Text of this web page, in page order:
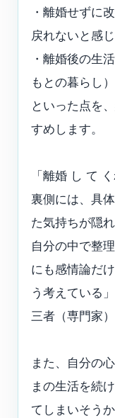
・離婚せずに
戻れないと感
・離婚後の生
もとの暮らし）
といった点を
すめします。
「離婚 し て
裏側には、具
た気持ちが隠
自分の中で整
にも感情論だ
う考えている
三者（専門家
また、自分の
まの生活を続
てしまいそう